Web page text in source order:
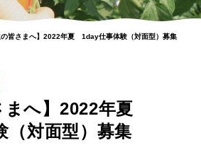
の皆さまへ】2022年夏 1day仕事体験（対面型）募集
まへ】2022年夏
（対面型）募集